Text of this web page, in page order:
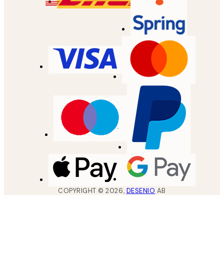
COPYRIGHT ©2026, DESENIO AB